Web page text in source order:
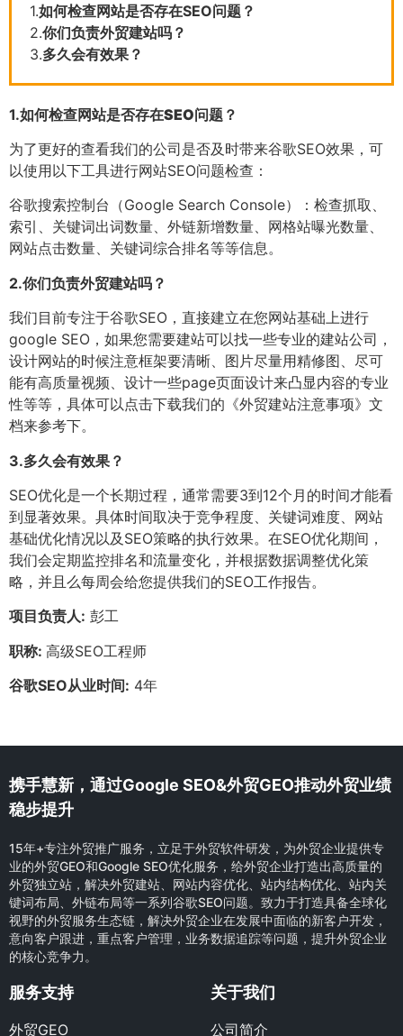
1.如何检查网站是否存在SEO问题？
2.你们负责外贸建站吗？
3.多久会有效果？
1.如何检查网站是否存在SEO问题？
为了更好的查看我们的公司是否及时带来谷歌SEO效果，可
以使用以下工具进行网站SEO问题检查：
谷歌搜索控制台（Google Search Console）：检查抓取、
索引、关键词出词数量、外链新增数量、网格站曝光数量、
网站点击数量、关键词综合排名等等信息。
2.你们负责外贸建站吗？
我们目前专注于谷歌SEO，直接建立在您网站基础上进行
google SEO，如果您需要建站可以找一些专业的建站公司，
设计网站的时候注意框架要清晰、图片尽量用精修图、尽可
能有高质量视频、设计一些page页面设计来凸显内容的专业
性等等，具体可以点击下载我们的《外贸建站注意事项》文
档来参考下。
3.多久会有效果？
SEO优化是一个长期过程，通常需要3到12个月的时间才能看
到显著效果。具体时间取决于竞争程度、关键词难度、网站
基础优化情况以及SEO策略的执行效果。在SEO优化期间，
我们会定期监控排名和流量变化，并根据数据调整优化策
略，并且么每周会给您提供我们的SEO工作报告。
项目负责人: 彭工
职称: 高级SEO工程师
谷歌SEO从业时间: 4年
携手慧新，通过Google SEO&外贸GEO推动外贸业绩
稳步提升
15年+专注外贸推广服务，立足于外贸软件研发，为外贸企业提供专
业的外贸GEO和Google SEO优化服务，给外贸企业打造出高质量的
外贸独立站，解决外贸建站、网站内容优化、站内结构优化、站内关
键词布局、外链布局等一系列谷歌SEO问题。致力于打造具备全球化
视野的外贸服务生态链，解决外贸企业在发展中面临的新客户开发，
意向客户跟进，重点客户管理，业务数据追踪等问题，提升外贸企业
的核心竞争力。
服务支持
外贸GEO
关于我们
公司简介